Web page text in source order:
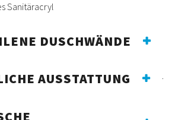
Sanitäracryl
DUSCHWÄNDE
AUSSTATTUNG